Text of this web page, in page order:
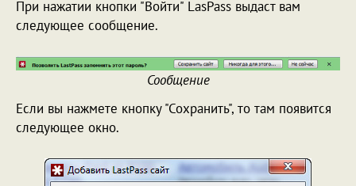
При нажатии кнопки "Войти" LasPass выдаст вам
следующее сообщение.
Сообщение
Если вы нажмете кнопку "Сохранить", то там появится
следующее окно.